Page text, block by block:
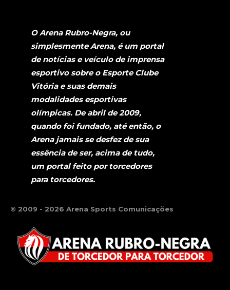
O Arena Rubro-Negra, ou
simplesmente Arena, é um portal
de notícias e veículo de imprensa
esportivo sobre o Esporte Clube
Vitória e suas demais
modalidades esportivas
olímpicas. De abril de 2009,
quando foi fundado, até então, o
Arena jamais se desfez de sua
essência de ser, acima de tudo,
um portal feito por torcedores
para torcedores.
© 2009 - 2026 Arena Sports Comunicações